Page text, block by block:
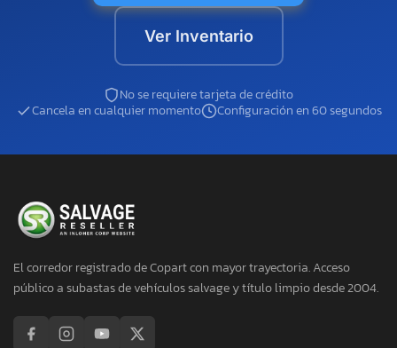
Ver Inventario
No se requiere tarjeta de crédito
Cancela en cualquier momento
Configuración en 60 segundos
El corredor registrado de Copart con mayor trayectoria. Acceso
público a subastas de vehículos salvage y título limpio desde 2004.